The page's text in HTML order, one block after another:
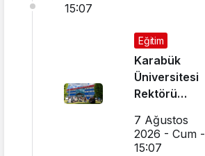
15:07
Eğitim
Karabük
Üniversitesi
Rektörü
Aday
Öğrencilere
7 Ağustos
2026 - Cum -
15:07